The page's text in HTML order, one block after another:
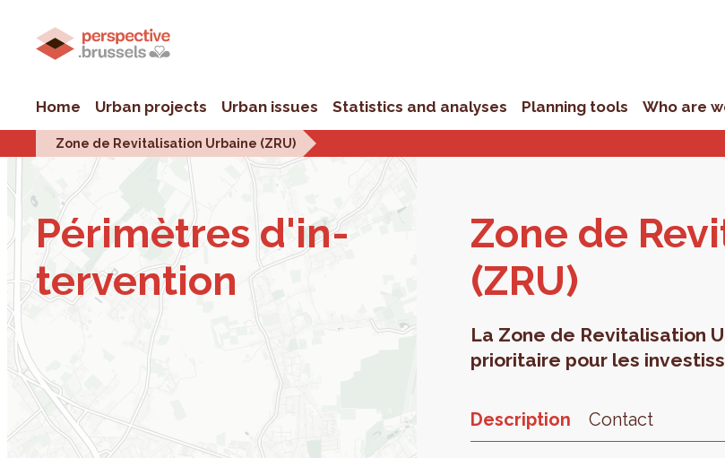
Home Urban projects Urban issues Statistics and analyses Planning tools Who are
Zone de Revitalisation Urbaine (ZRU)
Périmètres d'in­
ter­ven­tion
Zone de
(ZRU)
La Zone de Revitalisation
prioritaire pour les
Description Contact